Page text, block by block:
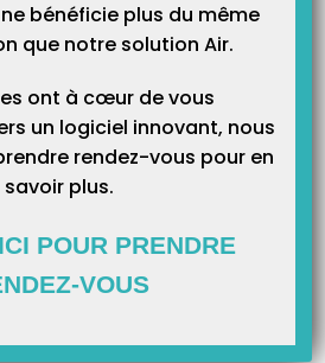
bénéficie plus du même
que notre solution Air.
ont à cœur de vous
un logiciel innovant, nous
rendez-vous pour en
savoir plus.
POUR PRENDRE
VOUS